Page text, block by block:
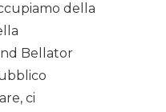
della
Bellator
ci